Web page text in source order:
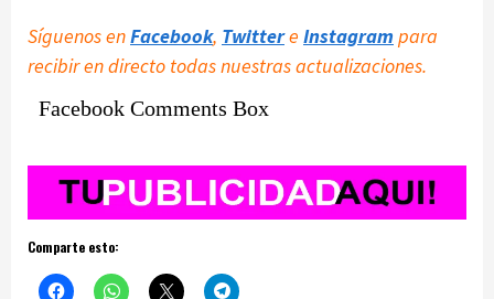
Síguenos enFacebook, Twittere Instagram para
recibir en directo todas nuestras actualizaciones.
Facebook Comments Box
Comparte esto: